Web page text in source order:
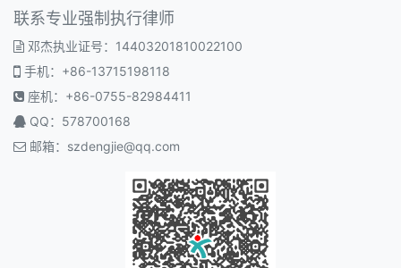
联系专业强制执行律师
邓杰执业证号：14403201810022100
手机：+86-13715198118
座机：+86-0755-82984411
QQ：578700168
邮箱： szdengjie@qq.com